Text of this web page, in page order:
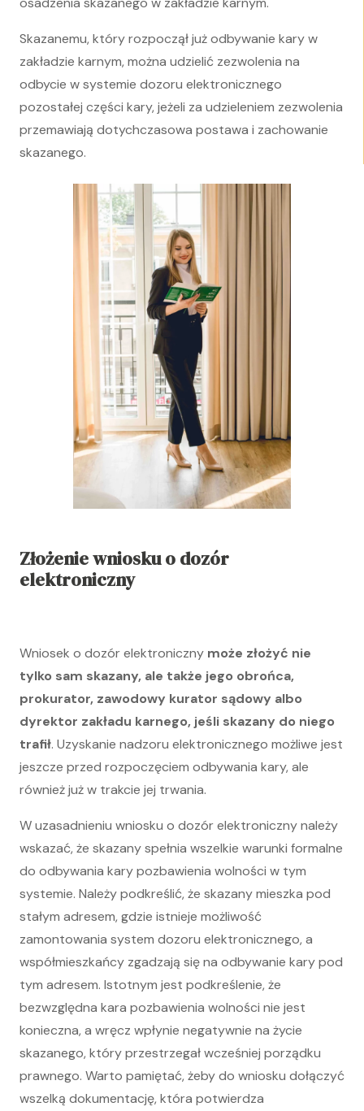
Skazanemu, który rozpoczął już odbywanie kary w
zakładzie karnym, można udzielić zezwolenia na
odbycie w systemie dozoru elektronicznego
pozostałej części kary, jeżeli za udzieleniem zezwolenia
przemawiają dotychczasowa postawa i zachowanie
skazanego.
Złożenie wniosku o dozór
elektroniczny
Wniosek o dozór elektroniczny może złożyć nie
tylko sam skazany, ale także jego obrońca,
prokurator, zawodowy kurator sądowy albo
dyrektor zakładu karnego, jeśli skazany do niego
trafił. Uzyskanie nadzoru elektronicznego możliwe jest
jeszcze przed rozpoczęciem odbywania kary, ale
również już w trakcie jej trwania.
W uzasadnieniu wniosku o dozór elektroniczny należy
wskazać, że skazany spełnia wszelkie warunki formalne
do odbywania kary pozbawienia wolności w tym
systemie. Należy podkreślić, że skazany mieszka pod
stałym adresem, gdzie istnieje możliwość
zamontowania system dozoru elektronicznego, a
współmieszkańcy zgadzają się na odbywanie kary pod
tym adresem. Istotnym jest podkreślenie, że
bezwzględna kara pozbawienia wolności nie jest
konieczna, a wręcz wpłynie negatywnie na życie
skazanego, który przestrzegał wcześniej porządku
prawnego. Warto pamiętać, żeby do wniosku dołączyć
wszelką dokumentację, która potwierdza